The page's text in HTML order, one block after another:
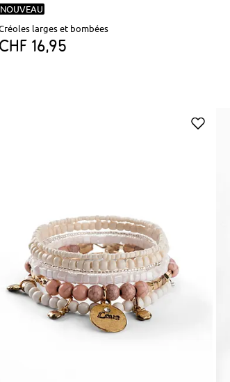
NOUVEAU
larges et bombées
CHF 16,95